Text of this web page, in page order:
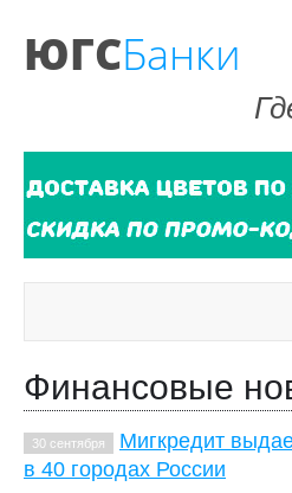
ЮГСБанки
Финансовые
30 сентября
Мигкредит
в 40 городах России